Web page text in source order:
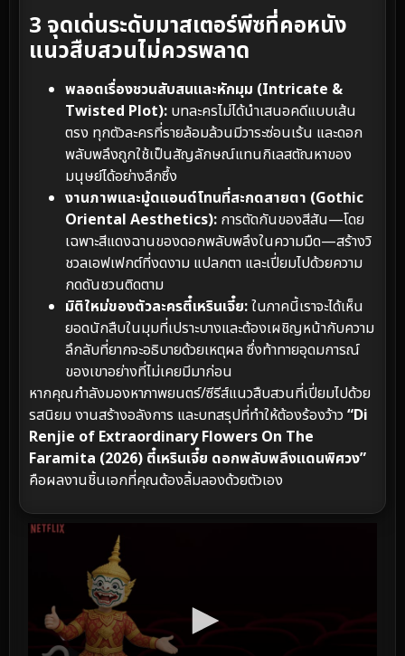
3 จุดเด่นระดับมาสเตอร์พีซที่คอหนัง
แนวสืบสวนไม่ควรพลาด
พลอตเรื่องชวนสับสนและหักมุม (Intricate &
Twisted Plot): บทละครไม่ได้นำเสนอคดีแบบเส้น
ตรง ทุกตัวละครที่รายล้อมล้วนมีวาระซ่อนเร้น และดอก
พลับพลึงถูกใช้เป็นสัญลักษณ์แทนกิเลสตัณหาของ
มนุษย์ได้อย่างลึกซึ้ง
งานภาพและมู้ดแอนด์โทนที่สะกดสายตา (Gothic
Oriental Aesthetics): การตัดกันของสีสัน—โดย
เฉพาะสีแดงฉานของดอกพลับพลึงในความมืด—สร้างวิ
ชวลเอฟเฟกต์ที่งดงาม แปลกตา และเปี่ยมไปด้วยความ
กดดันชวนติดตาม
มิติใหม่ของตัวละครตี๋เหรินเจี๋ย:ในภาคนี้เราจะได้เห็น
ยอดนักสืบในมุมที่เปราะบางและต้องเผชิญหน้ากับความ
ลึกลับที่ยากจะอธิบายด้วยเหตุผล ซึ่งท้าทายอุดมการณ์
ของเขาอย่างที่ไม่เคยมีมาก่อน
หากคุณกำลังมองหาภาพยนตร์/ซีรีส์แนวสืบสวนที่เปี่ยมไปด้วย
รสนิยม งานสร้างอลังการ และบทสรุปที่ทำให้ต้องร้องว้าว “Di
Renjie of Extraordinary Flowers On The
Faramita (2026) ตี๋เหรินเจี๋ย ดอกพลับพลึงแดนพิศวง”
คือผลงานชิ้นเอกที่คุณต้องลิ้มลองด้วยตัวเอง